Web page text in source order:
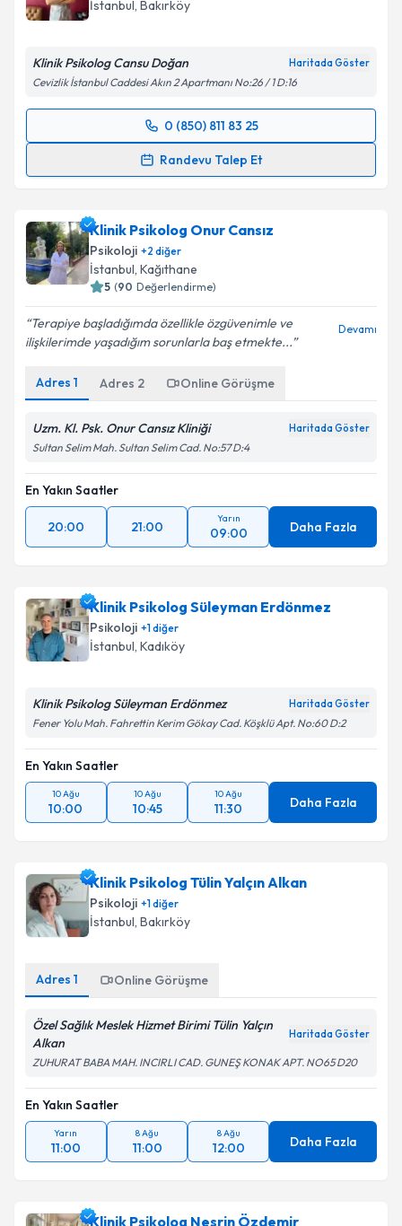
E-posta Adresiniz
Kişisel verilerimin işlenmesine ilişkinAydınlatma
'ni okudum ve kişisel verilerimin belirtilen
kapsamda işlenmesini kabul ediyorum.
İstanbul, Bakırköy
Klinik Psikolog Cansu Doğan Haritada Göster
Cevizlik İstanbul Caddesi Akın 2 Apartmanı No:26 / 1 D:16
0 (850) 811 83 25
Randevu Talep Et
Randevu Takvimi Talebi
için bir takvim hazırlandığında e-posta ile
bilgilendireceğiz.
E-posta Adresiniz
Metni 'ni okudum ve kişisel verilerimin belirtilen
Klinik Psikolog Onur Cansız
Psikoloji +2 diğer
İstanbul, Kağıthane
5 (90 Değerlendirme)
Terapiye başladığımda özellikle özgüvenimle ve
ilişkilerimde yaşadığım sorunlarla baş etmekte...
Devamı
Adres 1 Adres 2 Online Görüşme
Uzm. Kl. Psk. Onur Cansız Kliniği Haritada Göster
Sultan Selim Mah. Sultan Selim Cad. No:57 D:4
En Yakın Saatler
20:00 21:00
Yarın
09:00 Daha Fazla
Klinik Psikolog Süleyman Erdönmez
Psikoloji +1diğer
İstanbul, Kadıköy
Klinik Psikolog Süleyman Erdönmez Haritada Göster
Fener Yolu Mah. Fahrettin Kerim Gökay Cad. Köşklü Apt. No:60 D:2
En Yakın Saatler
10 Ağu
10:00
10 Ağu
10:45
10 Ağu
11:30 Daha Fazla
Klinik Psikolog Tülin Yalçın Alkan
Psikoloji +1diğer
İstanbul, Bakırköy
Adres 1 Online Görüşme
Özel Sağlık Meslek Hizmet Birimi Tülin Yalçın
Alkan
Haritada Göster
ZUHURAT BABA MAH. INCIRLI CAD. GUNEŞ KONAK APT. NO65 D20
En Yakın Saatler
Yarın
11:00
8 Ağu
11:00
8 Ağu
12:00 Daha Fazla
Klinik Psikolog Nesrin Özdemir